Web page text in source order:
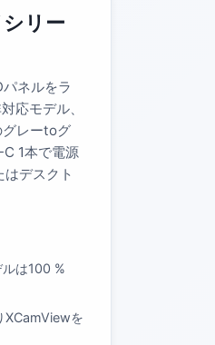
リー
ネルをラ
応モデル、
レーtoグ
1本で電源
デスクト
は100 %
XCamViewを